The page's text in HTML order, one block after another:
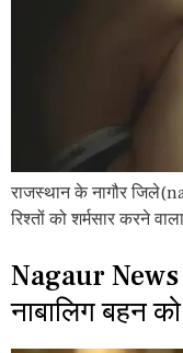
राजस्थान के नागौर
रिश्तों को शर्मसार करने
Nagaur News
नाबालिग बहन को